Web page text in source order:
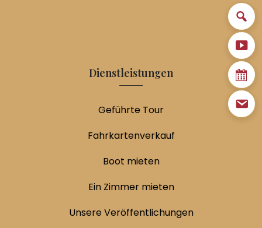
Dienstleistungen
Geführte Tour
Fahrkartenverkauf
Boot mieten
Ein Zimmer mieten
Unsere Veröffentlichungen